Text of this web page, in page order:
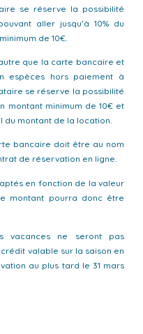
se réserve la possibilité
aller jusqu’à 10% du
de 10€.
que la carte bancaire et
espèces hors paiement à
se réserve la possibilité
montant minimum de 10€ et
du montant de la location.
bancaire doit être au nom
de réservation en ligne.
en fonction de la valeur
montant pourra donc être
vacances ne seront pas
valable sur la saison en
au plus tard le 31 mars